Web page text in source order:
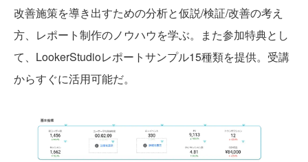
改善施策を導き出すための分析と仮説/検証/改善の考え
方、レポート制作のノウハウを学ぶ。また参加特典とし
て、LookerStudioレポートサンプル15種類を提供。受講
からすぐに活用可能だ。